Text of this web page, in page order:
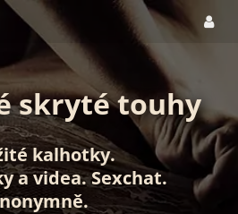
skryté touhy
kalhotky.
avidea.Sexchat.
.